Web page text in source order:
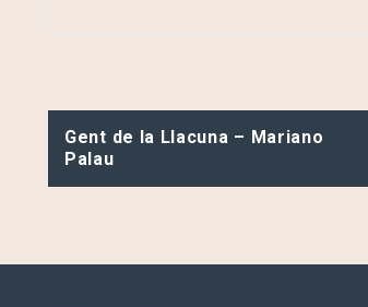
Navegación
de
entradas
Gent de la Llacuna – Mariano
Palau